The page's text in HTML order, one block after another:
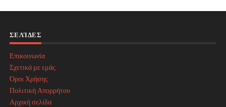
ΣΕΛΊΔΕΣ
Επικοινωνία
Σχετικά με εμάς
Όροι Χρήσης
Πολιτική Απορρήτου
Αρχική σελίδα